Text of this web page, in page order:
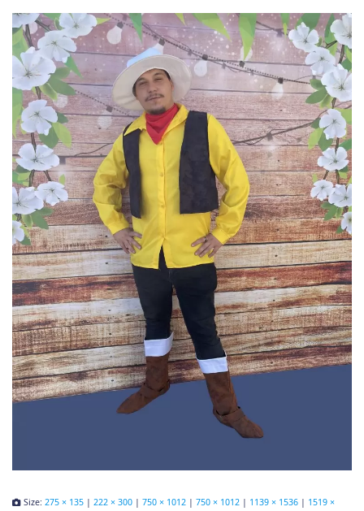
Size: 275 × 135 | 222 × 300 | 750 × 1012 | 750 × 1012 | 1139 × 1536 | 1519 ×